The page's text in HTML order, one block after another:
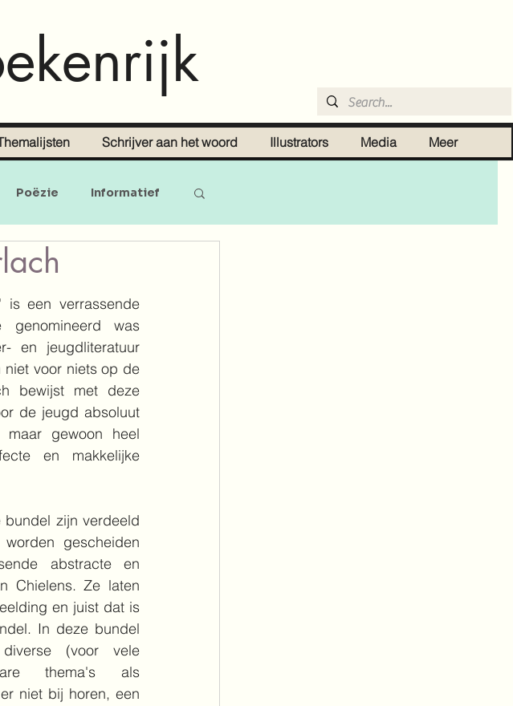
Schrijver aan het woord Illustrators Media Meer
Poëzie Informatief
en peuters
een verrassende
genomineerd was
en jeugdliteratuur
niet voor niets op de
bewijst met deze
de jeugd absoluut
gewoon heel
en makkelijke
zijn verdeeld
gescheiden
abstracte en
Chielens. Ze laten
en juist dat is
In deze bundel
(voor vele
thema's als
niet bij horen, een